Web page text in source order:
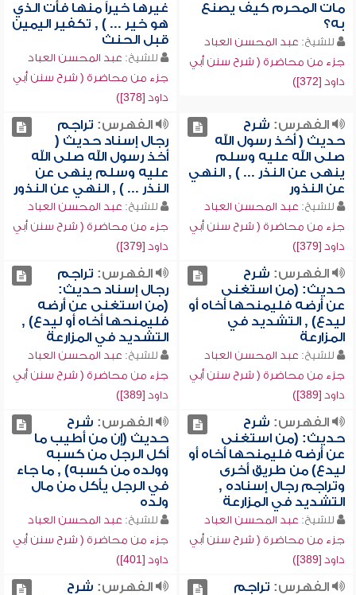
مات المحرم كيف يصنع
به؟
للشيخ: عبد المحسن العباد
جزء من محاضرة ( شرح سنن أبي
داود [372])
غيرها خيراً منها فأت الذي
هو خير ... ) , تكفير اليمين
قبل الحنث
للشيخ: عبد المحسن العباد
جزء من محاضرة ( شرح سنن أبي
داود [378])
الفهرس: شرح
حديث ( أخذ رسول الله
صلى الله عليه وسلم
ينهى عن النذر ... ) , النهي
عن النذور
للشيخ: عبد المحسن العباد
جزء من محاضرة ( شرح سنن أبي
داود [379])
الفهرس: تراجم
رجال إسناد حديث (
أخذ رسول الله صلى الله
عليه وسلم ينهى عن
النذر ... ) , النهي عن النذور
للشيخ: عبد المحسن العباد
جزء من محاضرة ( شرح سنن أبي
داود [379])
الفهرس: شرح
حديث: (من استغنى
عن أرضه فليمنحها أخاه أو
ليدع) , التشديد في
المزارعة
للشيخ: عبد المحسن العباد
جزء من محاضرة ( شرح سنن أبي
داود [389])
الفهرس: تراجم
رجال إسناد حديث:
(من استغنى عن أرضه
فليمنحها أخاه أو ليدع) ,
التشديد في المزارعة
للشيخ: عبد المحسن العباد
جزء من محاضرة ( شرح سنن أبي
داود [389])
الفهرس: شرح
حديث: (من استغنى
عن أرضه فليمنحها أخاه أو
ليدع) من طريق أخرى
وتراجم رجال إسناده ,
التشديد في المزارعة
للشيخ: عبد المحسن العباد
جزء من محاضرة ( شرح سنن أبي
داود [389])
الفهرس: شرح
حديث (إن من أطيب ما
أكل الرجل من كسبه
وولده من كسبه) , ما جاء
في الرجل يأكل من مال
ولده
للشيخ: عبد المحسن العباد
جزء من محاضرة ( شرح سنن أبي
داود [401])
الفهرس: تراجم
الفهرس: شرح